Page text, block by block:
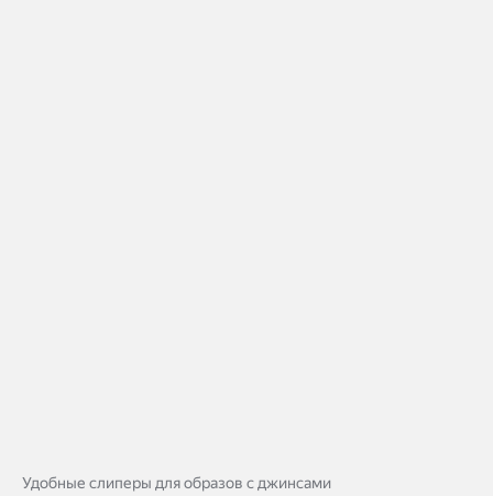
Удобные слиперы для образов с джинсами